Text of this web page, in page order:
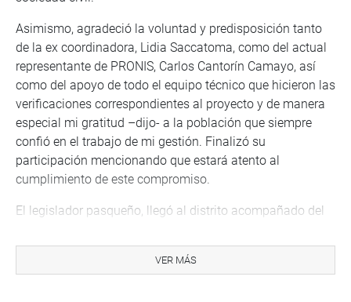
Asimismo, agradeció la voluntad y predisposición tanto
de la ex coordinadora, Lidia Saccatoma, como del actual
representante de PRONIS, Carlos Cantorín Camayo, así
como del apoyo de todo el equipo técnico que hicieron las
verificaciones correspondientes al proyecto y de manera
especial mi gratitud –dijo- a la población que siempre
confió en el trabajo de mi gestión. Finalizó su
participación mencionando que estará atento al
cumplimiento de este compromiso.
El legislador pasqueño, llegó al distrito acompañado del
fueron recibidos por el alcalde, Luis Pomachagua Osorio;
el jefe de la micro red de Salud, Percy Matos Espinoza y la
VER MÁS